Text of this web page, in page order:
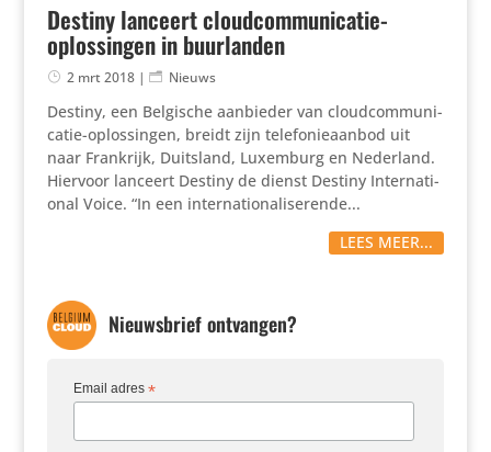
Destiny lanceert cloudcommunicatie-
oplossingen in buurlanden
2 mrt 2018| Nieuws
Destiny, een Belgische aanbieder van cloud­com­mu­ni­
catie-oplos­singen, breidt zijn tele­fo­nie­aanbod uit
naar Frankrijk, Duitsland, Luxemburg en Nederland.
Hiervoor lanceert Destiny de dienst Destiny Inter­na­ti­
onal Voice. “In een inter­na­ti­o­na­li­se­rende...
LEES MEER...
Nieuwsbrief ontvangen?
Email adres *